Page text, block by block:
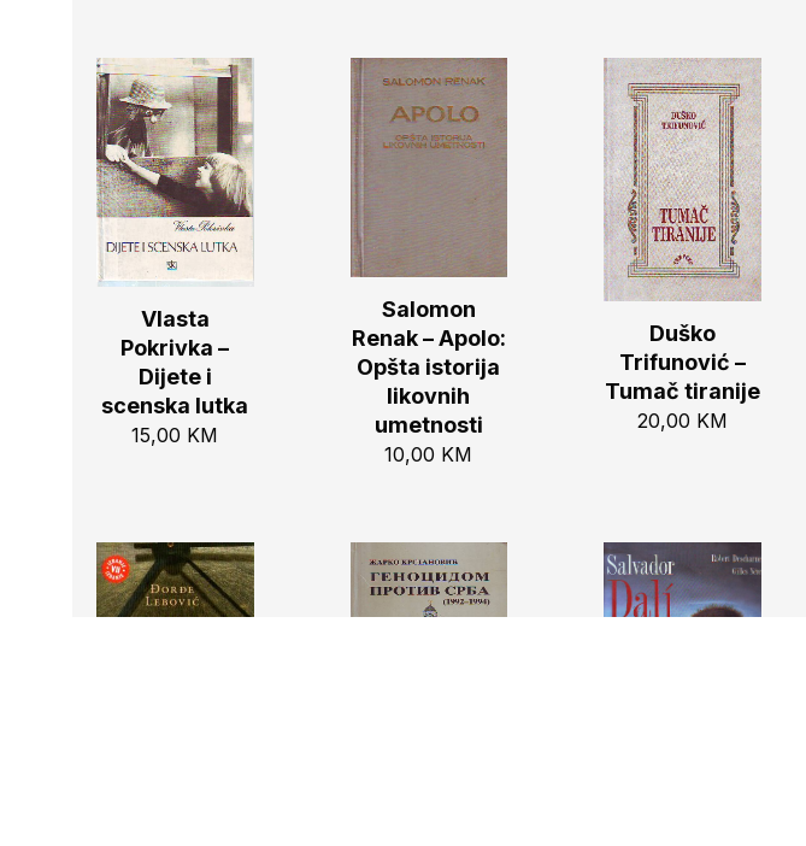
Vlasta
Pokrivka –
Dijete i
scenska lutka
15,00 KM
Salomon
Renak – Apolo:
Opšta istorija
likovnih
umetnosti
10,00 KM
Duško
Trifunović –
Tumač tiranije
20,00 KM